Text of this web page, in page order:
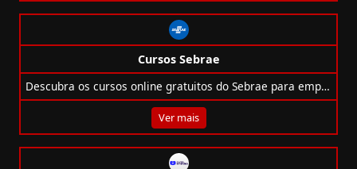
Cursos Sebrae
Descubra os cursos online gratuitos do Sebrae para empreendedores, com foco em IA, marketing, vendas, finanças e muito mais.
Ver mais